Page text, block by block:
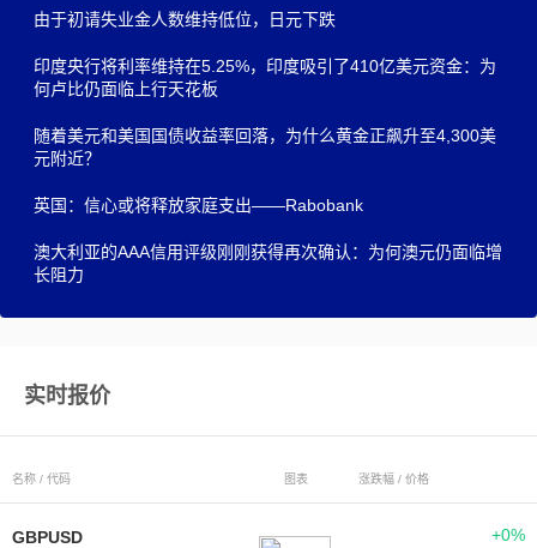
由于初请失业金人数维持低位，日元下跌
印度央行将利率维持在5.25%，印度吸引了410亿美元资金：为
何卢比仍面临上行天花板
随着美元和美国国债收益率回落，为什么黄金正飙升至4,300美
元附近？
英国：信心或将释放家庭支出——Rabobank
澳大利亚的AAA信用评级刚刚获得再次确认：为何澳元仍面临增
长阻力
实时报价
名称 / 代码 图表 涨跌幅 / 价格
GBPUSD
+0%